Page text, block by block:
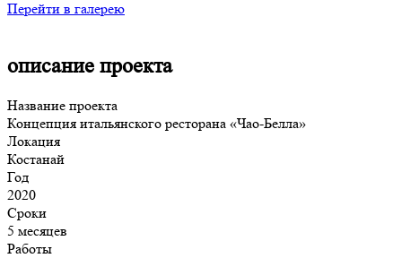
Перейти в галерею
описание проекта
Название проекта
Концепция итальянского ресторана «Чао-Белла»
Локация
Костанай
Год
2020
Сроки
5 месяцев
Работы